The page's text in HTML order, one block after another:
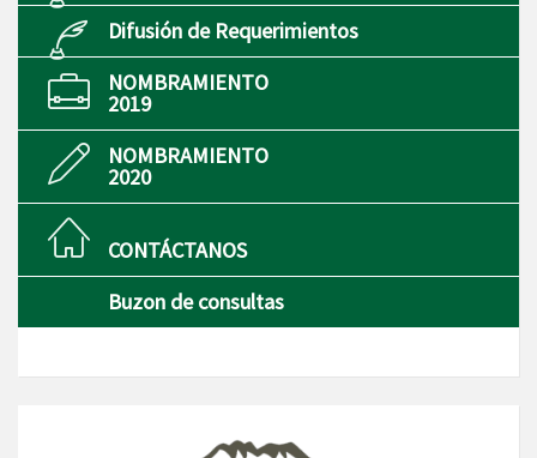
Difusión de Requerimientos
NOMBRAMIENTO
2019
NOMBRAMIENTO
2020
CONTÁCTANOS
Buzon de consultas